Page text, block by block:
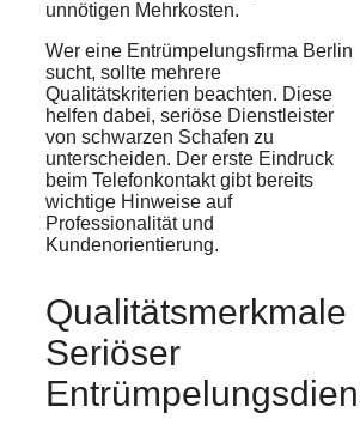
unnötigen Mehrkosten.
Wer eine Entrümpelungsfirma Berlin
sucht, sollte mehrere
Qualitätskriterien beachten. Diese
helfen dabei, seriöse Dienstleister
von schwarzen Schafen zu
unterscheiden. Der erste Eindruck
beim Telefonkontakt gibt bereits
wichtige Hinweise auf
Professionalität und
Kundenorientierung.
Qualitätsmerkmale
Seriöser